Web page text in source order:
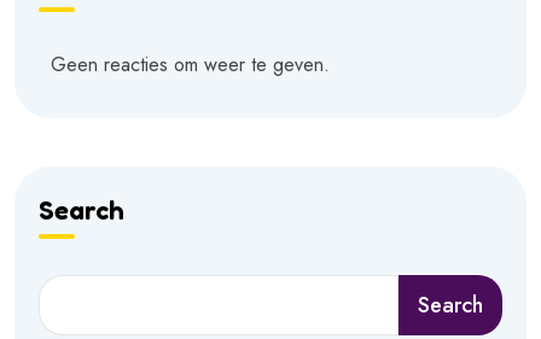
Geen reacties om weer te geven.
Search
Search